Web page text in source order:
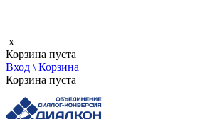
x
Корзина пуста
Вход \ Корзина
Корзина пуста